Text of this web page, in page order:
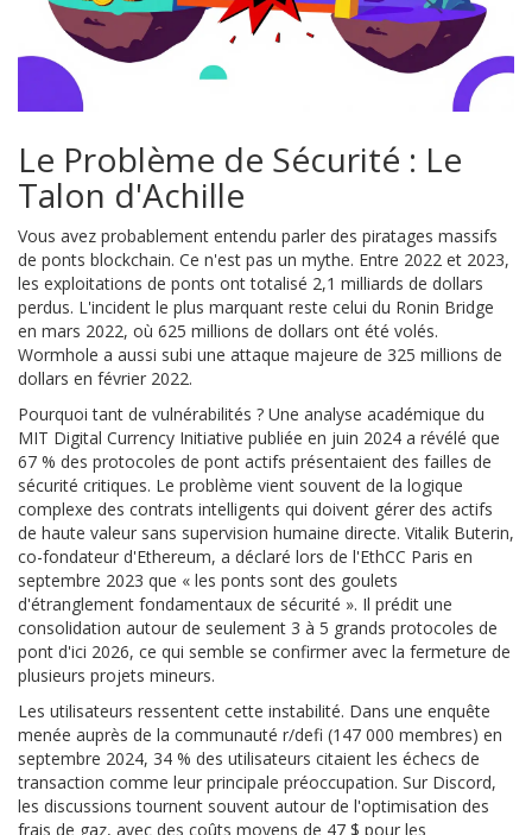
Le Problème de Sécurité : Le
Talon d'Achille
Vous avez probablement entendu parler des piratages massifs
de ponts blockchain. Ce n'est pas un mythe. Entre 2022 et 2023,
les exploitations de ponts ont totalisé 2,1 milliards de dollars
perdus. L'incident le plus marquant reste celui du Ronin Bridge
en mars 2022, où 625 millions de dollars ont été volés.
Wormhole a aussi subi une attaque majeure de 325 millions de
dollars en février 2022.
Pourquoi tant de vulnérabilités ? Une analyse académique du
MIT Digital Currency Initiative publiée en juin 2024 a révélé que
67 % des protocoles de pont actifs présentaient des failles de
sécurité critiques. Le problème vient souvent de la logique
complexe des contrats intelligents qui doivent gérer des actifs
de haute valeur sans supervision humaine directe. Vitalik Buterin,
co-fondateur d'Ethereum, a déclaré lors de l'EthCC Paris en
septembre 2023 que « les ponts sont des goulets
d'étranglement fondamentaux de sécurité ». Il prédit une
consolidation autour de seulement 3 à 5 grands protocoles de
pont d'ici 2026, ce qui semble se confirmer avec la fermeture de
plusieurs projets mineurs.
Les utilisateurs ressentent cette instabilité. Dans une enquête
menée auprès de la communauté r/defi (147 000 membres) en
septembre 2024, 34 % des utilisateurs citaient les échecs de
transaction comme leur principale préoccupation. Sur Discord,
les discussions tournent souvent autour de l'optimisation des
frais de gaz, avec des coûts moyens de 47 $ pour les